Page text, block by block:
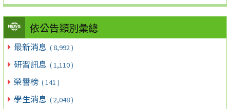
依公告類別彙總
最新消息 ( 8,992 )
研習訊息 ( 1,110 )
榮譽榜 ( 141 )
學生消息 ( 2,048 )